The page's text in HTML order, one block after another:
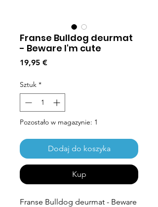
Franse Bulldog deurmat
- Beware I'm cute
19,95 €Cena
Sztuk *
Pozostało w magazynie: 1
Dodaj do koszyka
Kup
Franse Bulldog deurmat - Beware